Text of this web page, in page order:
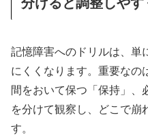
記憶障害へのドリルは、単
にくくなります。重要なの
間をおいて保つ「保持」、
を分けて観察し、どこで
す。